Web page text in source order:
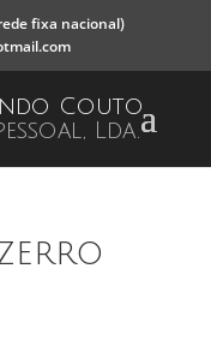
fixa nacional)
Couto
Lda.